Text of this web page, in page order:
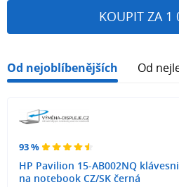
KOUPIT ZA 1
Od nejoblíbenějších Od
93 %
HP Pavilion 15-AB002NQ
na notebook CZ/SK černá